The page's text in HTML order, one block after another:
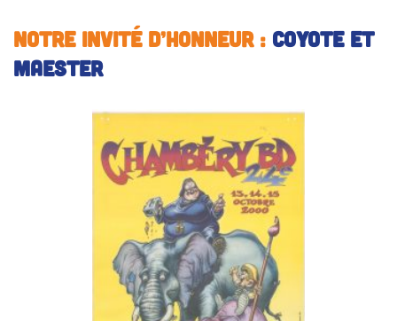
Notre invité d’honneur : COYOTE et
MAESTER